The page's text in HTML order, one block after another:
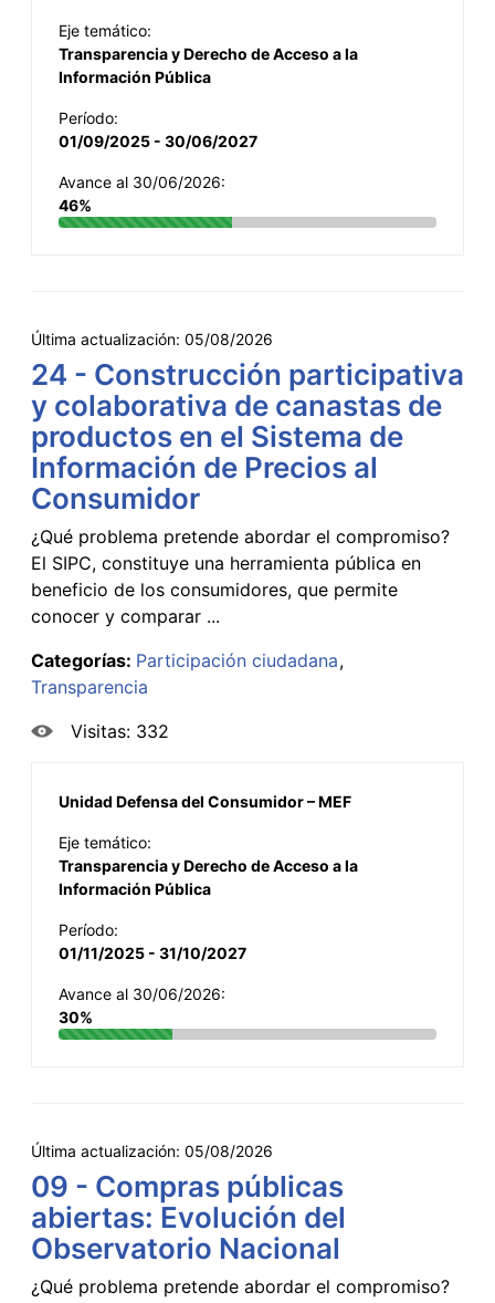
Eje temático:
Transparencia y Derecho de Acceso a la
Información Pública
Período:
01/09/2025 - 30/06/2027
Avance al 30/06/2026:
46%
Última actualización: 05/08/2026
24 - Construcción participativa
y colaborativa de canastas de
productos en el Sistema de
Información de Precios al
Consumidor
¿Qué problema pretende abordar el compromiso?
El SIPC, constituye una herramienta pública en
beneficio de los consumidores, que permite
conocer y comparar ...
Categorías: Participación ciudadana
Transparencia
Visitas: 332
Unidad Defensa del Consumidor – MEF
Eje temático:
Transparencia y Derecho de Acceso a la
Información Pública
Período:
01/11/2025 - 31/10/2027
Avance al 30/06/2026:
30%
Última actualización: 05/08/2026
09 - Compras públicas
abiertas: Evolución del
Observatorio Nacional
¿Qué problema pretende abordar el compromiso?